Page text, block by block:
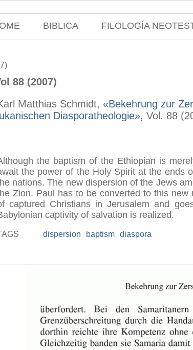
BIBLICA FILOLOGÍA
88 (2007)
Matthias Schmidt, «Bekehrung zur
lukanischen Diasporatheologie», Vol. 88
the baptism of the Ethiopian is
the power of the Holy Spirit at the ends
nations. The new dispersion of the Jews
Zion. Paul has to be converted to this
captured Christians in Jerusalem and
captivity of salvation is realized.
dispersion baptism diaspora